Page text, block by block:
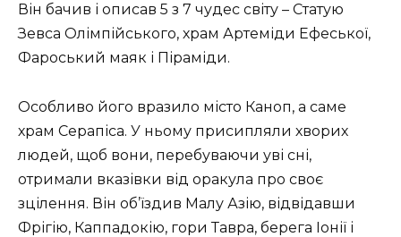
Він бачив і описав 5 з 7 чудес світу – Статую
Зевса Олімпійського, храм Артеміди Ефеської,
Фароський маяк і Піраміди.
Особливо його вразило місто Каноп, а саме
храм Серапіса. У ньому присипляли хворих
людей, щоб вони, перебуваючи уві сні,
отримали вказівки від оракула про своє
зцілення. Він об’їздив Малу Азію, відвідавши
Фрігію, Каппадокію, гори Тавра, берега Іонії і